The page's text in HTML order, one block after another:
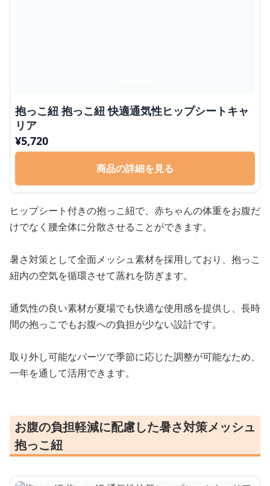
抱っこ紐 抱っこ紐 快適通気性ヒップシートキャ
リア
¥5,720
商品の詳細を見る
ヒップシート付きの抱っこ紐で、赤ちゃんの体重をお腹だ
けでなく腰全体に分散させることができます。
暑さ対策として全面メッシュ素材を採用しており、抱っこ
紐内の空気を循環させて蒸れを防ぎます。
通気性の良い素材が夏場でも快適な使用感を提供し、長時
間の抱っこでもお腹への負担が少ない設計です。
取り外し可能なパーツで季節に応じた調整が可能なため、
一年を通して活用できます。
お腹の負担軽減に配慮した暑さ対策メッシュ
抱っこ紐